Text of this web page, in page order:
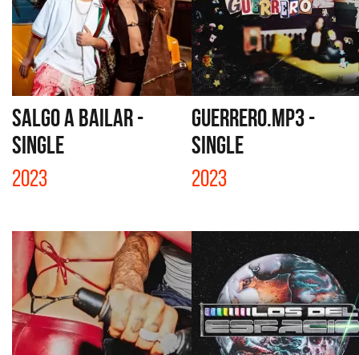
SALGO A BAILAR -
SINGLE
2023
GUERRERO.MP3 -
SINGLE
2023